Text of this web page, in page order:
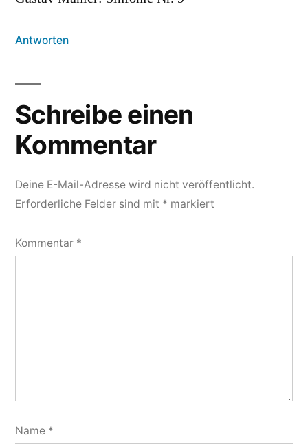
Antworten
Schreibe einen
Kommentar
Deine E-Mail-Adresse wird nicht veröffentlicht.
Erforderliche Felder sind mit * markiert
Kommentar *
Name *